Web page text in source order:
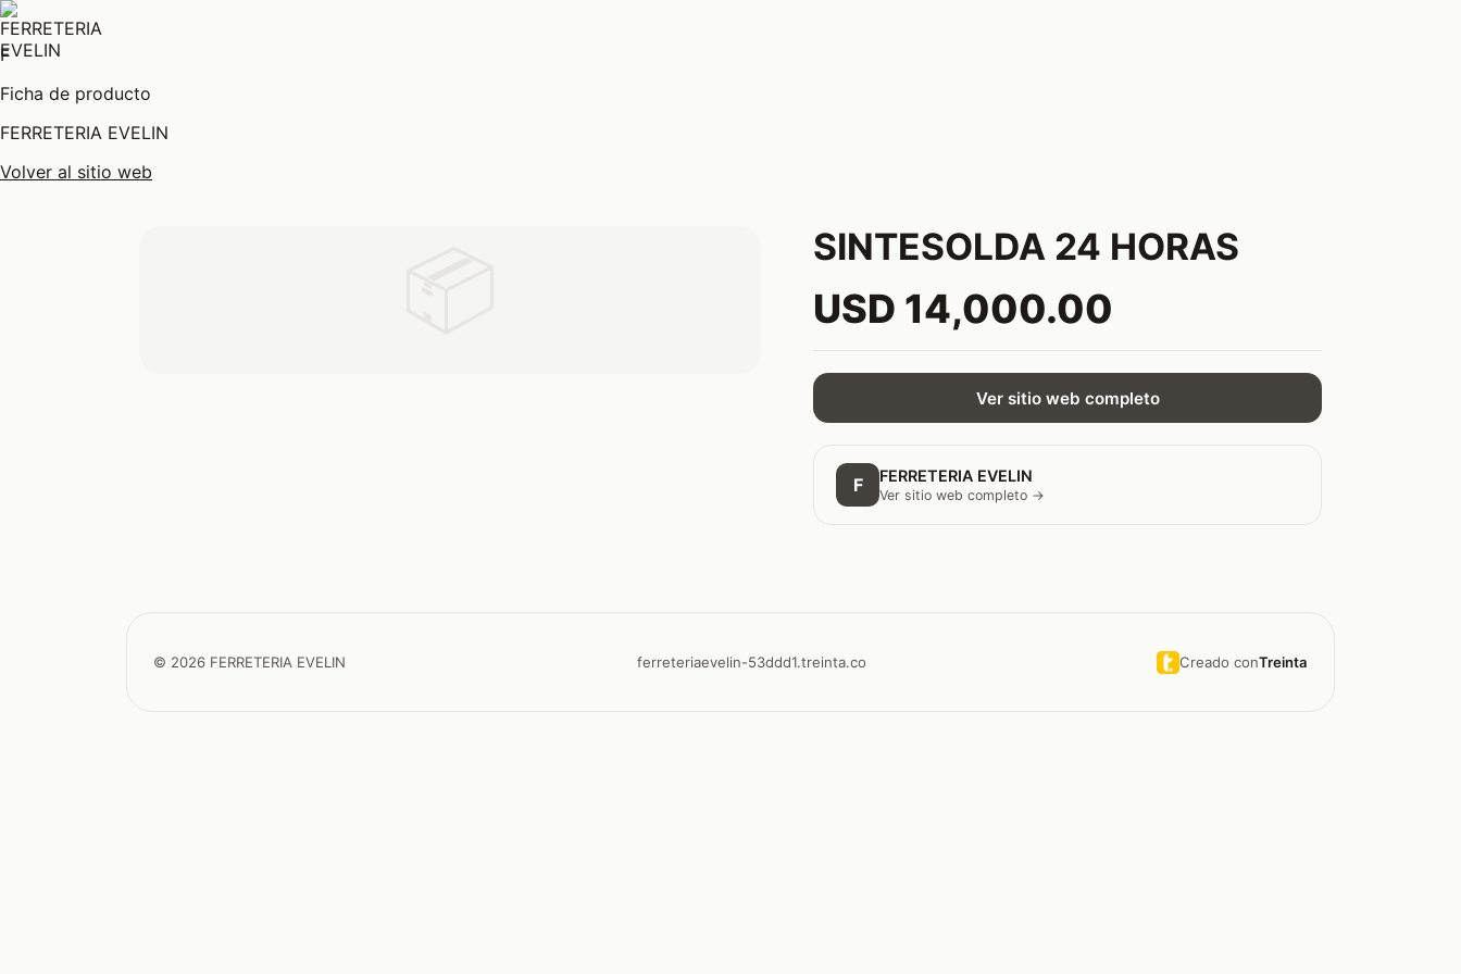
F
Ficha de producto
FERRETERIA EVELIN
Volver al sitio web
SINTESOLDA 24 HORAS
USD 14,000.00
Ver sitio web completo
F FERRETERIA EVELIN
Ver sitio web completo →
© 2026 FERRETERIA EVELIN ferreteriaevelin-53ddd1.treinta.co Creado conTreinta